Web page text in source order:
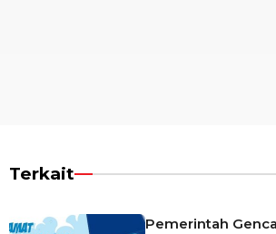
Terkait
Pemerintah